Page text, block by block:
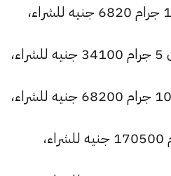
سعر الذهب عيار 21 وزن 1 جرام 6820 جنيه للشراء،
أسعار الذهب عيار 21 وزن 5 جرام 34100 جنيه للشراء،
سعر الذهب عيار 21 وزن 10 جرام 68200 جنيه للشراء،
سعر عيار 21 وزن 25 جرام 170500 جنيه للشراء،